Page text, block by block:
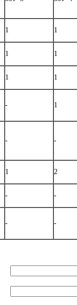
1 1
1 1
1 1
- 1
- -
1 2
- -
- -